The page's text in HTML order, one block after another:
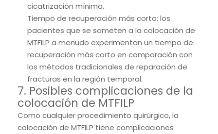
cicatrización mínima.
Tiempo de recuperación más corto: los
pacientes que se someten a la colocación de
MTFILP a menudo experimentan un tiempo de
recuperación más corto en comparación con
los métodos tradicionales de reparación de
fracturas en la región temporal.
7. Posibles complicaciones de la
colocación de MTFILP
Como cualquier procedimiento quirúrgico, la
colocación de MTFILP tiene complicaciones